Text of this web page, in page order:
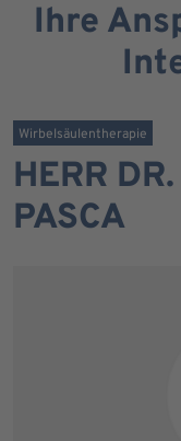
Ihre
Wirbelsäulentherapie
HERR
PASCA